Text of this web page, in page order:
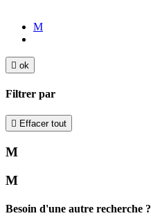
M
 ok
Filtrer par
 Effacer tout
M
M
Besoin d'une autre recherche ?